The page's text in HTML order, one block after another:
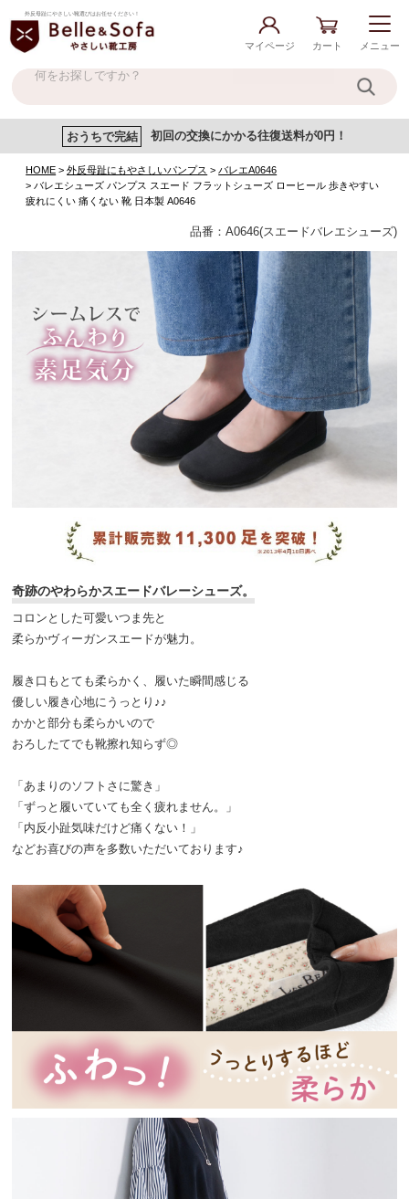
外反母趾にやさしい靴選びはお任せください！
マイページ カート メニュー
おうちで完結 初回の交換にかかる往復送料が0円！
HOME 外反母趾にもやさしいパンプス
バレエA0646
バレエシューズ パンプス スエード フラットシューズ ローヒール 歩きやすい
疲れにくい 痛くない 靴 日本製 A0646
品番：A0646(スエードバレエシューズ)
奇跡のやわらかスエードバレーシューズ。
コロンとした可愛いつま先と
柔らかヴィーガンスエードが魅力。
履き口もとても柔らかく、履いた瞬間感じる
優しい履き心地にうっとり♪♪
かかと部分も柔らかいので
おろしたてでも靴擦れ知らず◎
「あまりのソフトさに驚き」
「ずっと履いていても全く疲れません。」
「内反小趾気味だけど痛くない！」
などお喜びの声を多数いただいております♪